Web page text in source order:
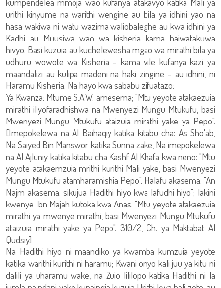
urithi kinyume na warithi wengine au bila ya idhini yao na
hasa wakiwa ni watu wazima waliobaleghe au kwa idhini ya
Kadhi au Muusiwa wao wa kisheria kama haiwatakuwa
hivyo. Basi kuzuia au kuchelewesha mgao wa mirathi bila ya
udhuru wowote wa Kisheria – kama vile kufanya kazi ya
maandalizi au kulipa madeni na haki zingine – au idhini, ni
Haramu Kisheria. Na hayo kwa sababu zifuatazo:
Ya Kwanza: Mtume S.A.W. amesema; "Mtu yeyote atakaezuia
mirathi iliyofaradhishwa na Mwenyezi Mungu Mtukufu, basi
Mwenyezi Mungu Mtukufu ataizuia mirathi yake ya Pepo".
[Imepokelewa na Al Baihaqiy katika kitabu cha: As Sho'ab,
Na Saiyed Bin Manswor katika Sunna zake, Na imepokelewa
na Al Ajluniy katika kitabu cha Kashf Al Khafa kwa neno: "Mtu
yeyote atakaemzuia mrithi kurithi Mali yake, basi Mwenyezi
Mungu Mtukufu atamharamishia Pepo". Halafu akasema: "An
Najm akasema: sikujua Hadithi hiyo kwa lafudhi hiyo"; lakini
kwenye Ibn Majah kutoka kwa Anas: "Mtu yeyote atakaezuia
mirathi ya mwenye mirathi, basi Mwenyezi Mungu Mtukufu
ataizuia mirathi yake ya Pepo". 310/2, Ch. ya Maktabat Al
Qudsiy]
Na Hadithi hiyo ni maandiko ya kwamba kumzuia yeyote
katika warithi kurithi ni haramu; Kwani onyo kali juu ya kitu ni
dalili ya uharamu wake, na Zuio lililopo katika Hadithi ni la